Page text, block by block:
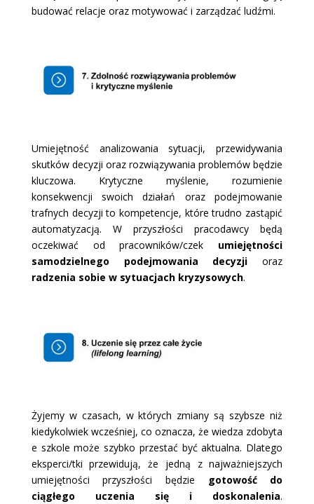
budować relacje oraz motywować i zarządzać ludźmi.
Umiejętność analizowania sytuacji, przewidywania
skutków decyzji oraz rozwiązywania problemów będzie
kluczowa. Krytyczne myślenie, rozumienie
konsekwencji swoich działań oraz podejmowanie
trafnych decyzji to kompetencje, które trudno zastąpić
automatyzacją. W przyszłości pracodawcy będą
oczekiwać od pracowników/czek umiejętności
samodzielnego podejmowania decyzji oraz
radzenia sobie w sytuacjach kryzysowych.
Żyjemy w czasach, w których zmiany są szybsze niż
kiedykolwiek wcześniej, co oznacza, że wiedza zdobyta
e szkole może szybko przestać być aktualna. Dlatego
eksperci/tki przewidują, że jedną z najważniejszych
umiejętności przyszłości będzie gotowość do
ciągłego uczenia się i doskonalenia.